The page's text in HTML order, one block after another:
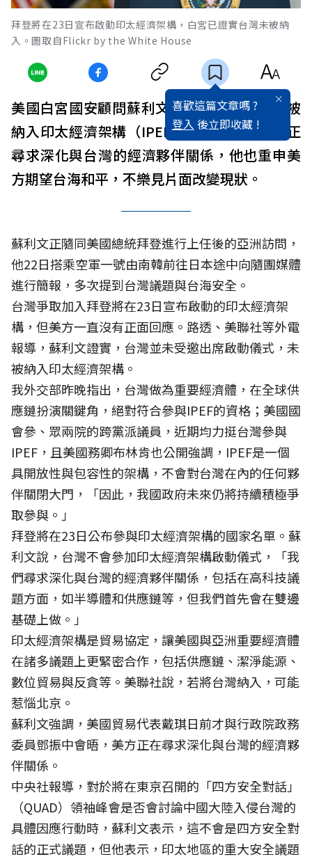
拜登將在23日宣布啟動印太經濟架構，白宮已證實台灣未被納
入。圖取自Flickr by the White House
喜歡這篇文章嗎 ?
登入 後立即收藏 !
美國白宮國安顧問蘇利文22日表示，台灣未被
納入印太經濟架構（IPEF），但他表示美國正
尋求深化與台灣的經濟夥伴關係，他也重申美
方期望台海和平，不樂見片面改變現狀。
蘇利文正隨同美國總統拜登進行上任後的亞洲訪問，
他22日搭乘空軍一號由南韓前往日本途中向隨團媒體
進行簡報，多次提到台灣議題與台海安全。
台灣爭取加入拜登將在23日宣布啟動的印太經濟架
構，但美方一直沒有正面回應。路透、美聯社等外電
報導，蘇利文證實，台灣並未受邀出席啟動儀式，未
被納入印太經濟架構。
我外交部昨晚指出，台灣做為重要經濟體，在全球供
應鏈扮演關鍵角，絕對符合參與IPEF的資格；美國國
會參、眾兩院的跨黨派議員，近期均力挺台灣參與
IPEF，且美國務卿布林肯也公開強調，IPEF是一個
具開放性與包容性的架構，不會對台灣在內的任何夥
伴關閉大門，「因此，我國政府未來仍將持續積極爭
取參與。」
拜登將在23日公布參與印太經濟架構的國家名單。蘇
利文說，台灣不會參加印太經濟架構啟動儀式，「我
們尋求深化與台灣的經濟夥伴關係，包括在高科技議
題方面，如半導體和供應鏈等，但我們首先會在雙邊
基礎上做。」
印太經濟架構是貿易協定，讓美國與亞洲重要經濟體
在諸多議題上更緊密合作，包括供應鏈、潔淨能源、
數位貿易與反貪等。美聯社說，若將台灣納入，可能
惹惱北京。
蘇利文強調，美國貿易代表戴琪日前才與行政院政務
委員鄧振中會晤，美方正在尋求深化與台灣的經濟夥
伴關係。
中央社報導，對於將在東京召開的「四方安全對話」
（QUAD）領袖峰會是否會討論中國大陸入侵台灣的
具體因應行動時，蘇利文表示，這不會是四方安全對
話的正式議題，但他表示，印太地區的重大安全議題